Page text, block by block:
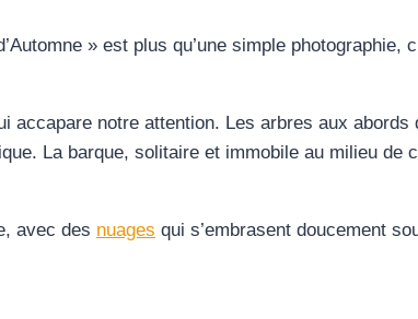
» est plus qu’une simple photographie,
accapare notre attention. Les arbres aux abords
La barque, solitaire et immobile au milieu de
avec des nuages qui s’embrasent doucement